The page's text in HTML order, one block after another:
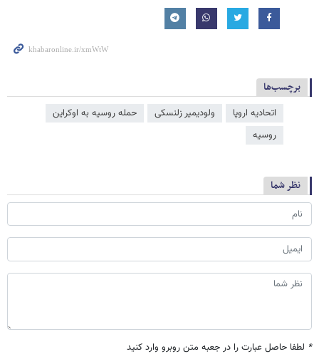
برچسب‌ها
اتحادیه اروپا ولودیمیر زلنسکی
حمله روسیه به اوکراین
روسیه
نظر شما
* لطفا حاصل عبارت را در جعبه متن روبرو وارد کنید